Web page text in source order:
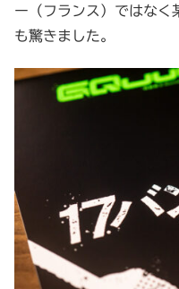
ー（フランス）ではなく
も驚きました。